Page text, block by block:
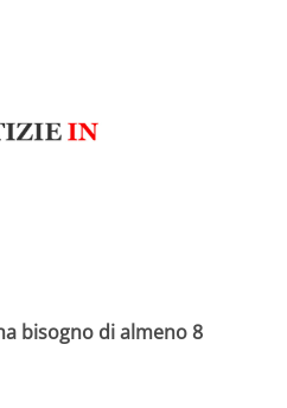
bisogno di almeno 8